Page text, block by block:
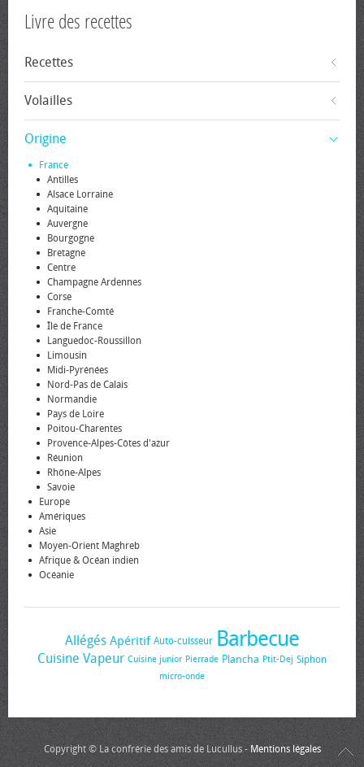
Livre des recettes
Recettes
Volailles
Origine
France
Antilles
Alsace Lorraine
Aquitaine
Auvergne
Bourgogne
Bretagne
Centre
Champagne Ardennes
Corse
Franche-Comté
Île de France
Languedoc-Roussillon
Limousin
Midi-Pyrénées
Nord-Pas de Calais
Normandie
Pays de Loire
Poitou-Charentes
Provence-Alpes-Côtes d'azur
Réunion
Rhône-Alpes
Savoie
Europe
Amériques
Asie
Moyen-Orient Maghreb
Afrique & Océan indien
Océanie
Allégés Apéritif Auto-cuisseur Barbecue
Cuisine Vapeur Cuisine junior Pierrade Plancha Ptit-Dej Siphon
micro-onde
Copyright © La confrérie des amis de Lucullus - Mentions légales